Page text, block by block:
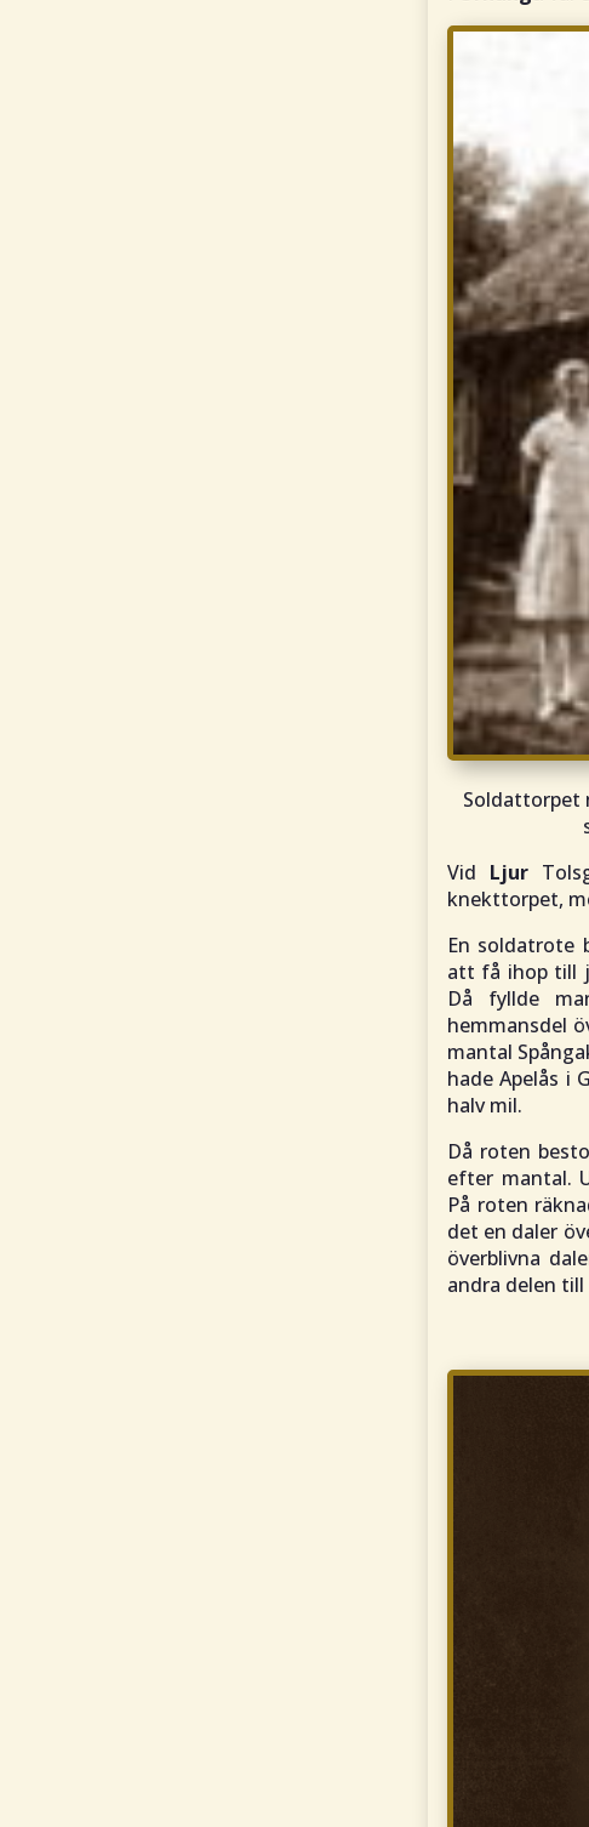
Soldattorpet
Vid Ljur
knekttorpet,
En soldatrote
att få ihop till
Då fyllde
hemmansdel
mantal
hade Apelås i
halv mil.
Då roten
efter mantal.
På roten
det en daler
överblivna
andra delen till